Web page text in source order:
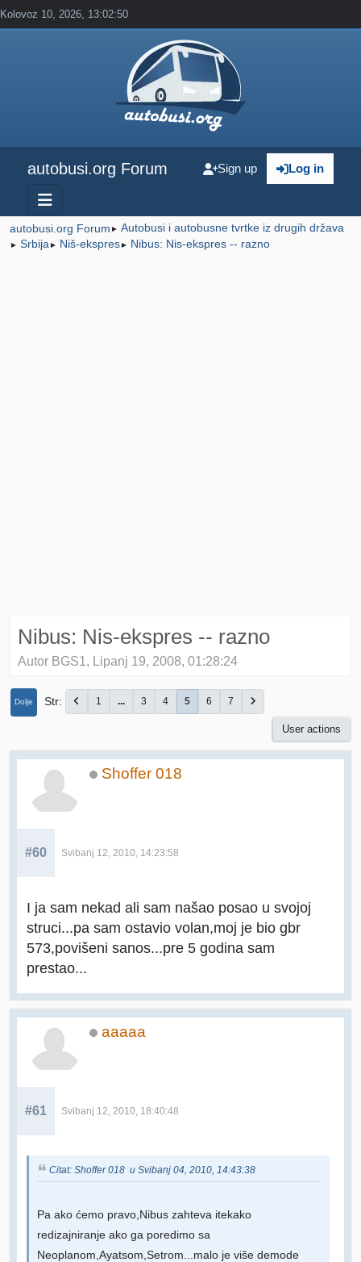
Kolovoz 10, 2026, 13:02:50
autobusi.org Forum Log in
Sign up
autobusi.org Forum ► Autobusi i autobusne tvrtke iz drugih država
► Srbija ► Niš-ekspres► Nibus: Nis-ekspres -- razno
Nibus: Nis-ekspres -- razno
Autor BGS1, Lipanj 19, 2008, 01:28:24
Dolje Str 1 ... 3 4 5 6 7
User actions
Shoffer 018
#60 Svibanj 12, 2010, 14:23:58
I ja sam nekad ali sam našao posao u svojoj
struci...pa sam ostavio volan,moj je bio gbr
573,povišeni sanos...pre 5 godina sam
prestao...
aaaaa
#61 Svibanj 12, 2010, 18:40:48
Citat: Shoffer 018 u Svibanj 04, 2010, 14:43:38
Pa ako ćemo pravo,Nibus zahteva itekako
redizajniranje ako ga poredimo sa
Neoplanom,Ayatsom,Setrom...malo je više demode